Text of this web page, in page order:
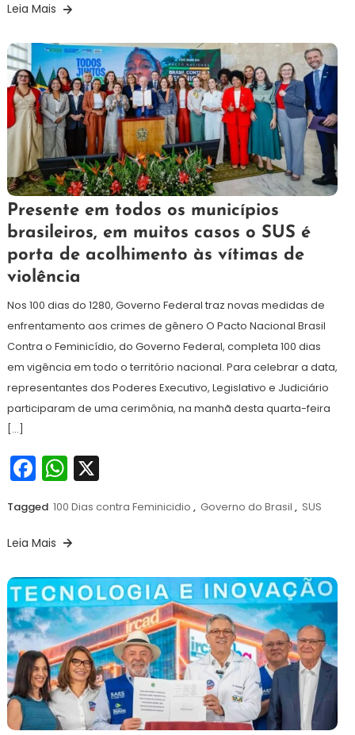
Leia Mais
21
de
maio
de
2026
Maurilio
Presente em todos os municípios
brasileiros, em muitos casos o SUS é
porta de acolhimento às vítimas de
violência
Nos 100 dias do 1280, Governo Federal traz novas medidas de
enfrentamento aos crimes de gênero O Pacto Nacional Brasil
Contra o Feminicídio, do Governo Federal, completa 100 dias
em vigência em todo o território nacional. Para celebrar a data,
representantes dos Poderes Executivo, Legislativo e Judiciário
participaram de uma cerimônia, na manhã desta quarta-feira
[…]
Facebook
WhatsApp
X
Tagged 100 Dias contra Feminicidio , Governo do Brasil , SUS
Leia Mais